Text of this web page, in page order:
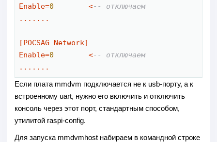
Enable=0 <-- отключаем
.......
[POCSAG Network]
Enable=0 <-- отключаем
.......
Если плата mmdvm подключается не к usb-порту, а к
встроенному uart, нужно его включить и отключить
консоль через этот порт, стандартным способом,
утилитой raspi-config.
Для запуска mmdvmhost набираем в командной строке